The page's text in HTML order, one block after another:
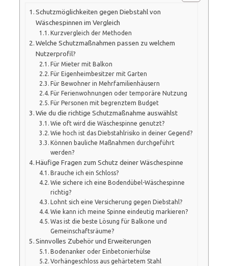
Schutzmöglichkeiten gegen Diebstahl von
Wäschespinnen im Vergleich
Kurzvergleich der Methoden
Welche Schutzmaßnahmen passen zu welchem
Nutzerprofil?
Für Mieter mit Balkon
Für Eigenheimbesitzer mit Garten
Für Bewohner in Mehrfamilienhäusern
Für Ferienwohnungen oder temporäre Nutzung
Für Personen mit begrenztem Budget
Wie du die richtige Schutzmaßnahme auswählst
Wie oft wird die Wäschespinne genutzt?
Wie hoch ist das Diebstahlrisiko in deiner Gegend?
Können bauliche Maßnahmen durchgeführt
werden?
Häufige Fragen zum Schutz deiner Wäschespinne
Brauche ich ein Schloss?
Wie sichere ich eine Bodendübel-Wäschespinne
richtig?
Lohnt sich eine Versicherung gegen Diebstahl?
Wie kann ich meine Spinne eindeutig markieren?
Was ist die beste Lösung für Balkone und
Gemeinschaftsräume?
Sinnvolles Zubehör und Erweiterungen
Bodenanker oder Einbetonierhülse
Vorhängeschloss aus gehärtetem Stahl